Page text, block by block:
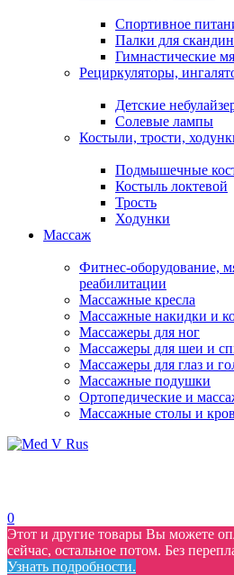
Спортивное
Палки для
Гимнастические
Рециркуляторы,
Детские
Солевые лампы
Костыли, трости,
Подмышечные
Костыль локтевой
Трость
Ходунки
Массаж
Фитнес-оборудование,
реабилитации
Массажные кресла
Массажные накидки и
Массажеры для ног
Массажеры для шеи и
Массажеры для глаз и
Массажные подушки
Ортопедические и
Массажные столы и
0
Этот и другие товары Вы можете
сейчас, остальное потом. Без
Узнать подробности.